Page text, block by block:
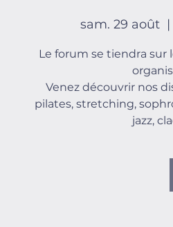
sam. 29 août
  |
Le forum se tiendra sur
Venez découvrir nos
pilates, stretching,
jazz,